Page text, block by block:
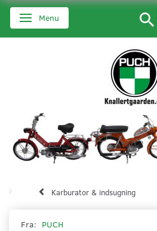
Skifte navigation
Menu
Karburator & indsugning
Fra: PUCH